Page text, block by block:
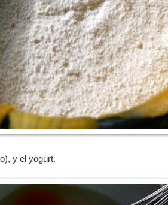
y el yogurt.